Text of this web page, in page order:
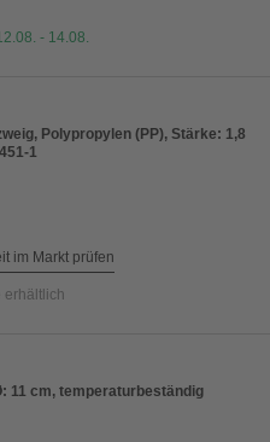
- 14.08.
Polypropylen (PP), Stärke: 1,8
1
im Markt prüfen
erhältlich
11 cm, temperaturbeständig